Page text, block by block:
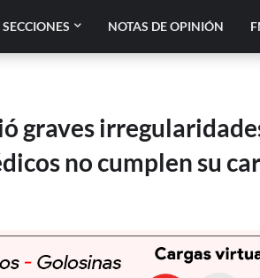
SECCIONES NOTAS DE OPINIÓN
graves
no cumplen su